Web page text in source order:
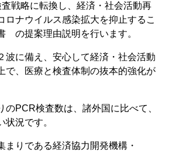
戦略に転換し、経済・社会活動再
ロナウイルス感染拡大を抑止するこ
の提案理由説明を行います。
に備え、安心して経済・社会活動
で、医療と検査体制の抜本的強化が
のPCR検査数は、諸外国に比べて、
状況です。
まりである経済協力開発機構・